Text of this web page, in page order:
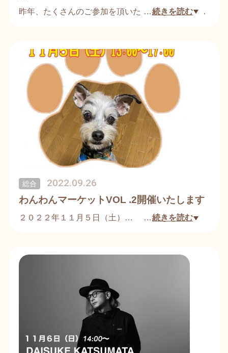
昨年、たくさんのご参加を頂いた「わんわんマーケ
します。
今年のテーマは「愛犬の健康」
元気で長生きしてもらえるよう食育やホームケアの
セミナーを無料で受講できます。
大切な愛犬と一緒に楽しめるイベント。
皆さんとお会いできるのを楽しみにしております！
…続きを読む
総合 2022.09.26
わんわんマーケットVOL .2開催いたします
２０２２年１１月５日（土）
…続きを読む